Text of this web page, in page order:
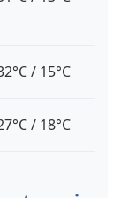
/ 15°C
/ 18°C